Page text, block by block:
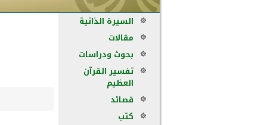
السيرة الذاتية
مقالات
بحوث ودراسات
تفسير القرآن
العظيم
قصائد
كتب